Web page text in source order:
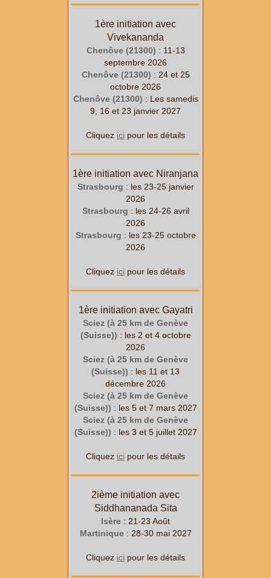
1ère initiation avec
Vivekananda
Chenôve (21300) : 11-13
septembre 2026
Chenôve (21300) : 24 et 25
octobre 2026
Chenôve (21300) : Les samedis
9, 16 et 23 janvier 2027
Cliquez ici pour les détails
1ère initiation avec Niranjana
Strasbourg : les 23-25 janvier
2026
Strasbourg : les 24-26 avril
2026
Strasbourg : les 23-25 octobre
2026
Cliquez ici pour les détails
1ère initiation avec Gayatri
Sciez (à 25 km de Genève
(Suisse)) : les 2 et 4 octobre
2026
Sciez (à 25 km de Genève
(Suisse)) : les 11 et 13
décembre 2026
Sciez (à 25 km de Genève
(Suisse)) : les 5 et 7 mars 2027
Sciez (à 25 km de Genève
(Suisse)) : les 3 et 5 juillet 2027
Cliquez ici pour les détails
2ième initiation avec
Siddhananada Sita
Isère : 21-23 Août
Martinique: 28-30 mai 2027
Cliquez ici pour les détails